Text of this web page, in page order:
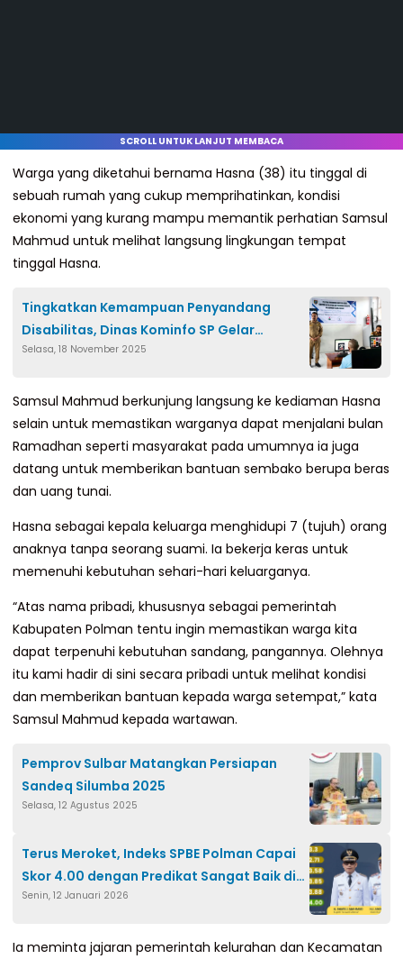
SCROLL UNTUK LANJUT MEMBACA
Warga yang diketahui bernama Hasna (38) itu tinggal di
sebuah rumah yang cukup memprihatinkan, kondisi
ekonomi yang kurang mampu memantik perhatian Samsul
Mahmud untuk melihat langsung lingkungan tempat
tinggal Hasna.
Tingkatkan Kemampuan Penyandang
Disabilitas, Dinas Kominfo SP Gelar
Pelatihan Kompetensi Dasar Komputer
Selasa, 18 November 2025
Samsul Mahmud berkunjung langsung ke kediaman Hasna
selain untuk memastikan warganya dapat menjalani bulan
Ramadhan seperti masyarakat pada umumnya ia juga
datang untuk memberikan bantuan sembako berupa beras
dan uang tunai.
Hasna sebagai kepala keluarga menghidupi 7 (tujuh) orang
anaknya tanpa seorang suami. Ia bekerja keras untuk
memenuhi kebutuhan sehari-hari keluarganya.
“Atas nama pribadi, khususnya sebagai pemerintah
Kabupaten Polman tentu ingin memastikan warga kita
dapat terpenuhi kebutuhan sandang, pangannya. Olehnya
itu kami hadir di sini secara pribadi untuk melihat kondisi
dan memberikan bantuan kepada warga setempat,” kata
Samsul Mahmud kepada wartawan.
Pemprov Sulbar Matangkan Persiapan
Sandeq Silumba 2025
Selasa, 12 Agustus 2025
Terus Meroket, Indeks SPBE Polman Capai
Skor 4.00 dengan Predikat Sangat Baik di
2025
Senin, 12 Januari 2026
Ia meminta jajaran pemerintah kelurahan dan Kecamatan